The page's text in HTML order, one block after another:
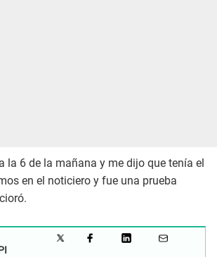
la 6 de la mañana y me dijo que tenía el
en el noticiero y fue una prueba